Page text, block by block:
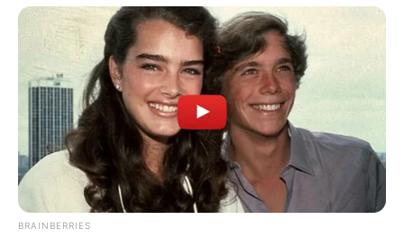
BRAINBERRIES